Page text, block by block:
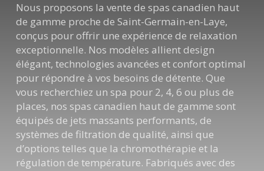
Nous proposons la vente de spas canadien haut
de gamme proche de Saint-Germain-en-Laye,
conçus pour offrir une expérience de relaxation
exceptionnelle. Nos modèles allient design
élégant, technologies avancées et confort optimal
pour répondre à vos besoins de détente. Que
vous recherchiez un spa pour 2, 4, 6 ou plus de
places, nos spas canadien haut de gamme sont
équipés de jets massants performants, de
systèmes de filtration de qualité, ainsi que
d’options telles que la chromothérapie et la
régulation de température. Fabriqués avec des